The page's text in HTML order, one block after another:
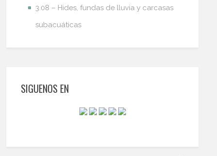
3.08 – Hides, fundas de lluvia y carcasas
subacuáticas
SIGUENOS EN